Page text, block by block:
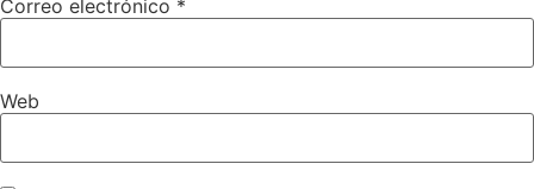
Correo electrónico *
Web